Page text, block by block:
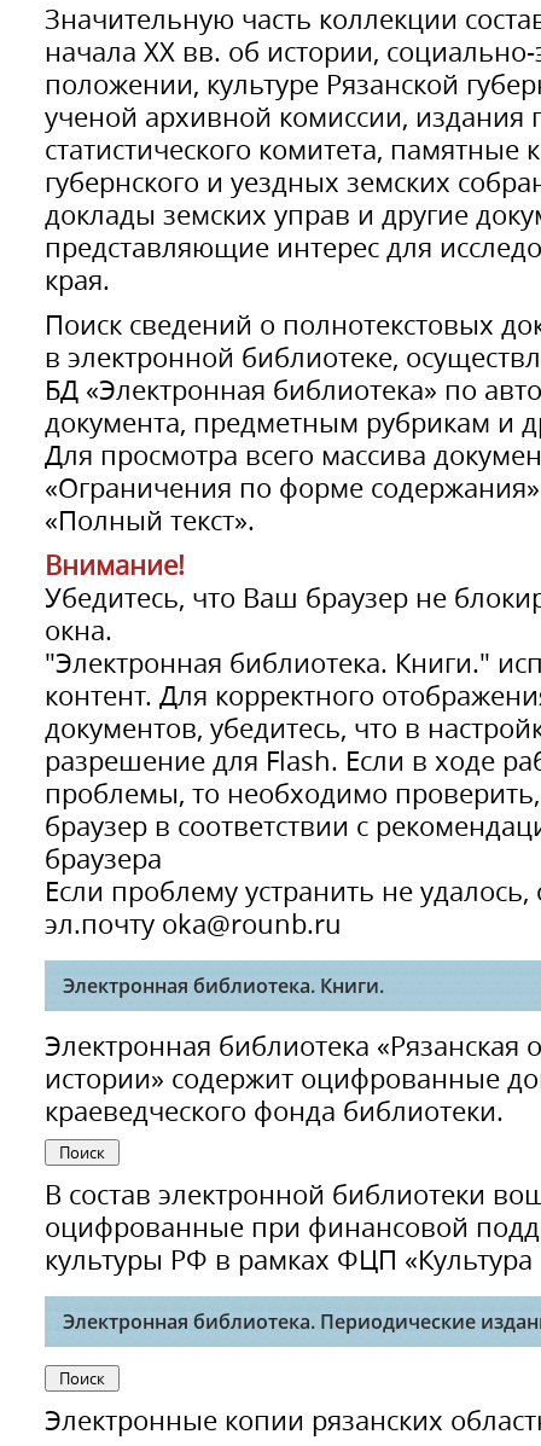
Значительную часть коллекции
начала XX вв. об истории,
положении, культуре Рязанской
ученой архивной комиссии, издания
статистического комитета,
губернского и уездных земских
доклады земских управ и другие
представляющие интерес для
края.
Поиск сведений о полнотекстовых
в электронной библиотеке,
БД «Электронная библиотека» по
документа, предметным рубрикам и
Для просмотра всего массива
«Ограничения по форме
«Полный текст».
Внимание!
Убедитесь, что Ваш браузер не
окна.
"Электронная библиотека. Книги."
контент. Для корректного
документов, убедитесь, что в
разрешение для Flash. Если в ходе
проблемы, то необходимо
браузер в соответствии с
браузера
Если проблему устранить не
эл.почту oka@rounb.ru
Электронная библиотека. Книги.
Электронная библиотека «Рязанская
истории» содержит оцифрованные
краеведческого фонда библиотеки.
В состав электронной библиотеки
оцифрованные при финансовой
культуры РФ в рамках ФЦП «Культура
Электронная библиотека. Периодические
Электронные копии рязанских